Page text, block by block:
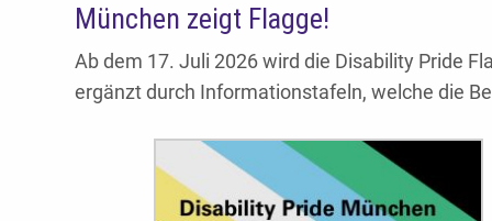
München zeigt Flagge!
Ab dem 17. Juli 2026 wird die Disability Pride
ergänzt durch Informationstafeln, welche die